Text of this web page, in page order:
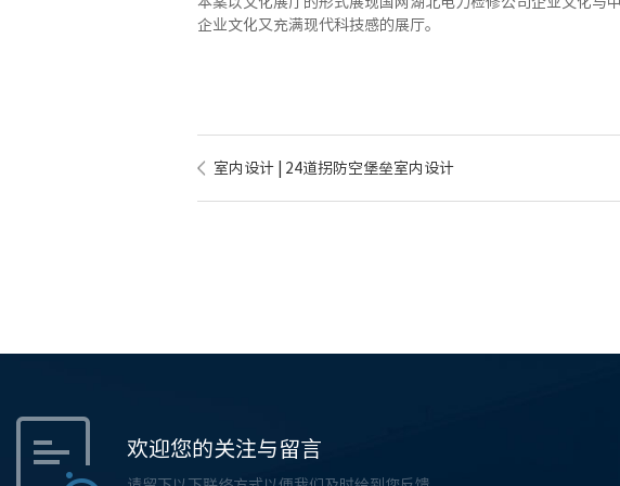
企业文化又充满现代科技感的展厅。
室内设计 | 24道拐防空堡垒室内设计
欢迎您的关注与留言